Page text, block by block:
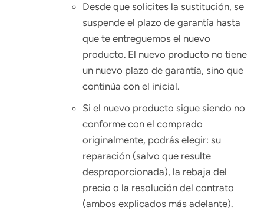
Desde que solicites la sustitución, se
suspende el plazo de garantía hasta
que te entreguemos el nuevo
producto. El nuevo producto no tiene
un nuevo plazo de garantía, sino que
continúa con el inicial.
Si el nuevo producto sigue siendo no
conforme con el comprado
originalmente, podrás elegir: su
reparación (salvo que resulte
desproporcionada), la rebaja del
precio o la resolución del contrato
(ambos explicados más adelante).